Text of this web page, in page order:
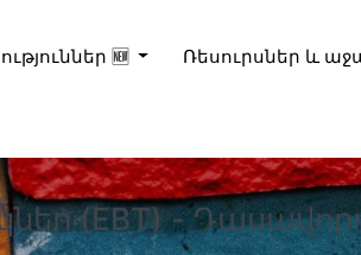
🆕 Ռեսուրսներ և
(EBT) -